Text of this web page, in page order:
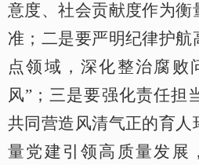
意度、社会贡献度作为
准；二是要严明纪律护航
点领域，深化整治腐败
风”；三是要强化责任担
共同营造风清气正的育人
量党建引领高质量发展